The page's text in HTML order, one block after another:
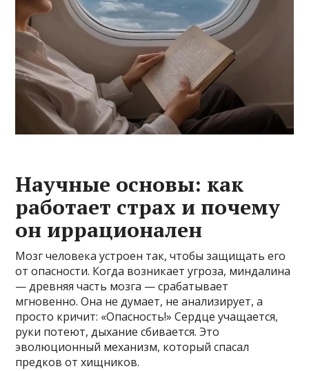
Научные основы: как
работает страх и почему
он иррационален
Мозг человека устроен так, чтобы защищать его
от опасности. Когда возникает угроза, миндалина
— древняя часть мозга — срабатывает
мгновенно. Она не думает, не анализирует, а
просто кричит: «Опасность!» Сердце учащается,
руки потеют, дыхание сбивается. Это
эволюционный механизм, который спасал
предков от хищников.